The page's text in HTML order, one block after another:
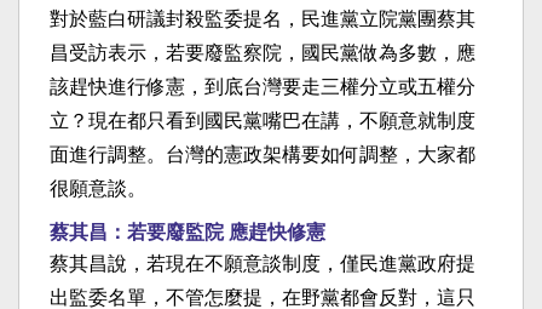
對於藍白研議封殺監委提名，民進黨立院黨團蔡其
昌受訪表示，若要廢監察院，國民黨做為多數，應
該趕快進行修憲，到底台灣要走三權分立或五權分
立？現在都只看到國民黨嘴巴在講，不願意就制度
面進行調整。台灣的憲政架構要如何調整，大家都
很願意談。
蔡其昌：若要廢監院 應趕快修憲
蔡其昌說，若現在不願意談制度，僅民進黨政府提
出監委名單，不管怎麼提，在野黨都會反對，這只